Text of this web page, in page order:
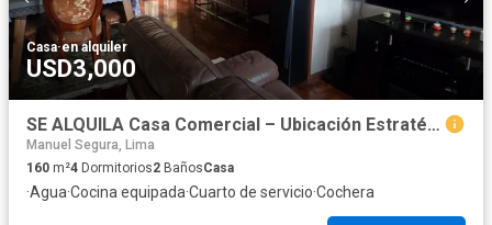
Casa·en alquiler
USD3,000
SE ALQUILA Casa Comercial – Ubicación Estratégica en Jesús María
Manuel Segura, Lima
160 m²4 Dormitorios2 BañosCasa
·Agua·Cocina equipada·Cuarto de servicio·Cochera